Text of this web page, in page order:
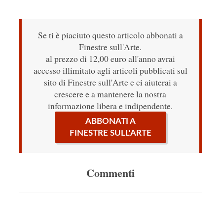
Se ti è piaciuto questo articolo abbonati a
Finestre sull'Arte.
al prezzo di 12,00 euro all'anno avrai
accesso illimitato agli articoli pubblicati sul
sito di Finestre sull'Arte e ci aiuterai a
crescere e a mantenere la nostra
informazione libera e indipendente.
ABBONATI A
FINESTRE SULL'ARTE
Commenti